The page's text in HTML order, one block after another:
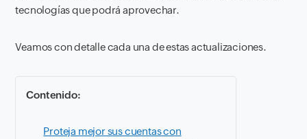
tecnologías que podrá aprovechar.
Veamos con detalle cada una de estas actualizaciones.
Contenido:
Proteja mejor sus cuentas con